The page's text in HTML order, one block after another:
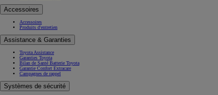
Accessoires
Accessoires
Produits d'entretien
Assistance & Garanties
Toyota Assistance
Garanties Toyota
Bilan de Santé Batterie Toyota
Garantie Confort Extracare
Campagnes de rappel
Systèmes de sécurité